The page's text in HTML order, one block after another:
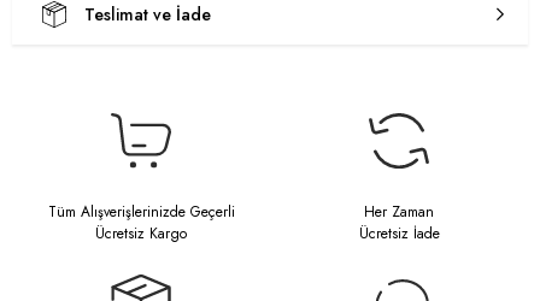
Teslimat ve İade
Tüm Alışverişlerinizde Geçerli
Ücretsiz Kargo
Her Zaman
Ücretsiz İade